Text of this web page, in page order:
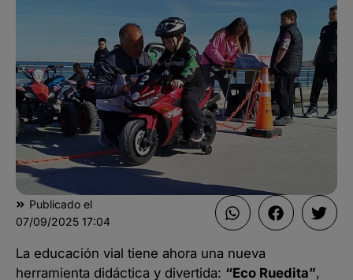
Publicado el
07/09/2025 17:04
La educación vial tiene ahora una nueva
herramienta didáctica y divertida: “Eco Ruedita”,